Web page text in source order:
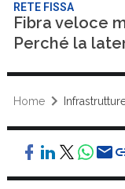
RETE FISSA
Fibra veloce
Perché la
Home